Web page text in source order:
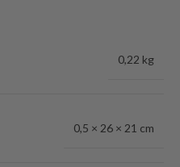
0,22 kg
0,5 × 26 × 21 cm